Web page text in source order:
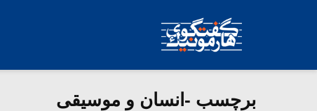
برچسب -انسان و موسیقی